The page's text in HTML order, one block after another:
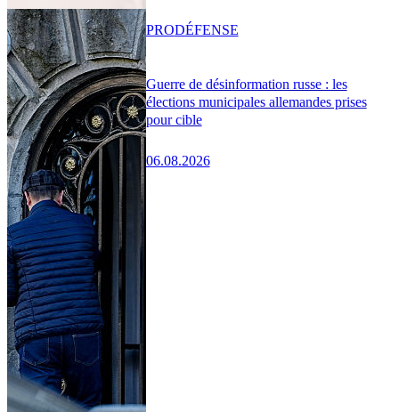
Guerre de désinformation russe : les
élections municipales allemandes prises
pour cible
06.08.2026
PRODÉFENSE